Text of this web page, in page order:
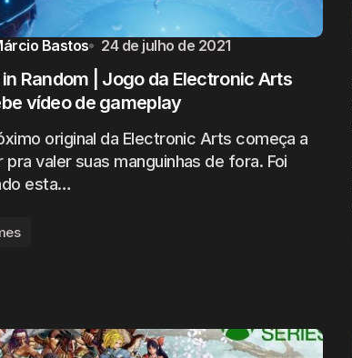
Bastos 24 de julho de 2021
in Random | Jogo da Electronic Arts
vídeo de gameplay
original da Electronic Arts começa a
pra valer suas manguinhas de fora. Foi
esta…